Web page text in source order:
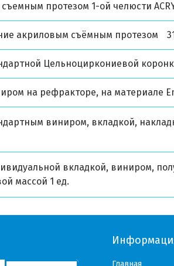
протезом 1-ой челюсти ACRY
акриловым съёмным протезом
Цельноциркониевой
на рефракторе, на материале
виниром, вкладкой,
вкладкой, виниром,
массой 1 ед.
Главная